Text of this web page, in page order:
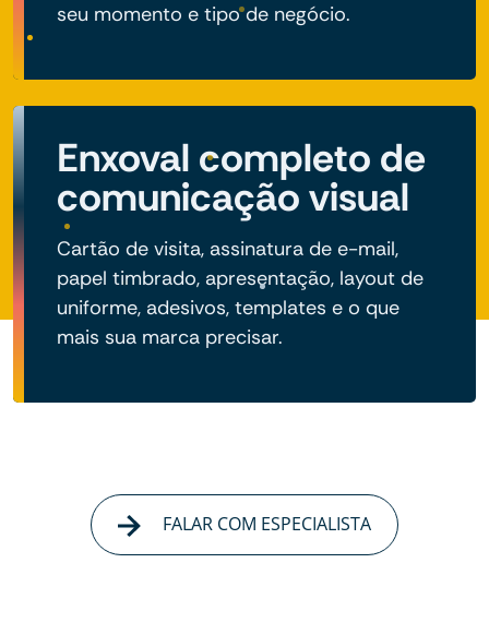
seu momento e tipo de negócio.
Enxoval completo de
comunicação visual
Cartão de visita, assinatura de e-mail,
papel timbrado, apresentação, layout de
uniforme, adesivos, templates e o que
mais sua marca precisar.
FALAR COM ESPECIALISTA